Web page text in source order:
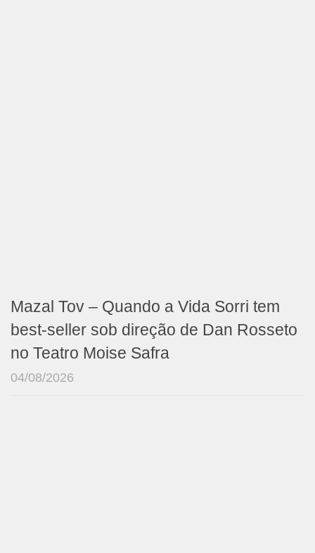
Mazal Tov – Quando a Vida Sorri tem
best-seller sob direção de Dan Rosseto
no Teatro Moise Safra
04/08/2026